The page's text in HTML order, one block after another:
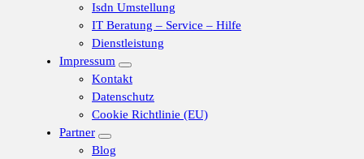
Isdn Umstellung
IT Beratung – Service – Hilfe
Dienstleistung
Impressum
Kontakt
Datenschutz
Cookie Richtlinie (EU)
Partner
Blog